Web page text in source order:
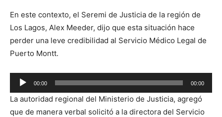
En este contexto, el Seremi de Justicia de la región de
Los Lagos, Alex Meeder, dijo que esta situación hace
perder una leve credibilidad al Servicio Médico Legal de
Puerto Montt.
Reproductor
de
audio
00:00 00:00
La autoridad regional del Ministerio de Justicia, agregó
que de manera verbal solicitó a la directora del Servicio